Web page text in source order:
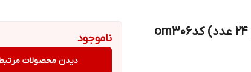
ناموجود
دیدن محصولات